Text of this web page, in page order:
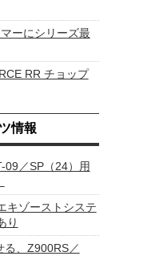
ーにシリーズ最
RR チョップ
情報
09／SP（24）用
キゾーストシステ
り
る、Z900RS／